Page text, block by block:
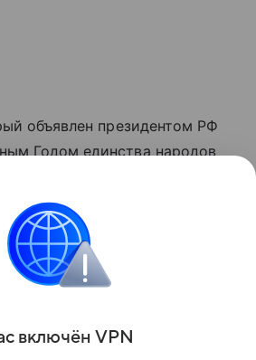
объявлен президентом РФ
Годом единства народов
службой общественных
«Транснефть — Восток».
Поделиться
включён VPN